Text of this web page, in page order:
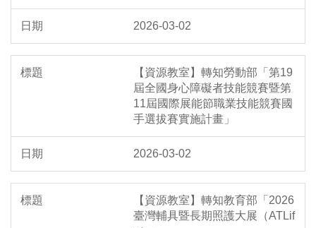
2026-03-02
【資源教室】轉知勞動部「第19
屆全國身心障礙者技能競賽暨第
11屆國際展能節職業技能競賽國
手選拔賽實施計畫」
2026-03-02
【資源教室】轉知教育部「2026
臺灣輔具暨長期照護大展（ATLif